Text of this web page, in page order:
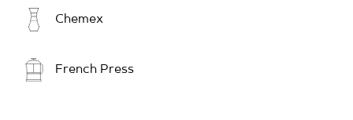
Chemex
French Press